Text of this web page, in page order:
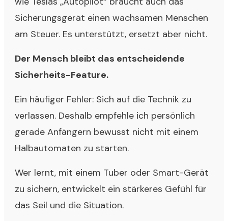
Sicherungsgerät einen wachsamen Menschen
am Steuer. Es unterstützt, ersetzt aber nicht.
Der Mensch bleibt das entscheidende
Sicherheits-Feature.
Ein häufiger Fehler: Sich auf die Technik zu
verlassen. Deshalb empfehle ich persönlich
gerade Anfängern bewusst nicht mit einem
Halbautomaten zu starten.
Wer lernt, mit einem Tuber oder Smart-Gerät
zu sichern, entwickelt ein stärkeres Gefühl für
das Seil und die Situation.